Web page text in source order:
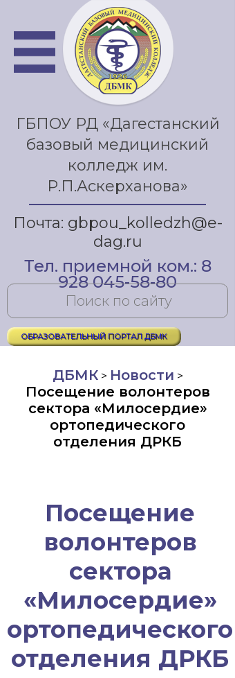
ГБПОУ РД «Дагестанский
базовый медицинский
колледж им.
Р.П.Аскерханова»
Почта: gbpou_kolledzh@e-
dag.ru
Тел. приемной ком.: 8
928 045-58-80
ОБРАЗОВАТЕЛЬНЫЙ ПОРТАЛ ДБМК
ДБМК> Новости >
Посещение волонтеров
сектора «Милосердие»
ортопедического
отделения ДРКБ
Посещение
волонтеров
сектора
«Милосердие»
ортопедического
отделения ДРКБ